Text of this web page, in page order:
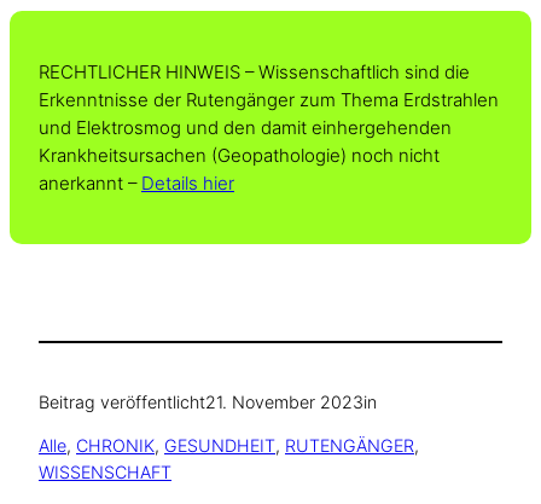
RECHTLICHER HINWEIS – Wissenschaftlich sind die
Erkenntnisse der Rutengänger zum Thema Erdstrahlen
und Elektrosmog und den damit einhergehenden
Krankheitsursachen (Geopathologie) noch nicht
anerkannt – Details hier
Beitrag veröffentlicht21. November 2023in
Alle, CHRONIK, GESUNDHEIT, RUTENGÄNGER
WISSENSCHAFT